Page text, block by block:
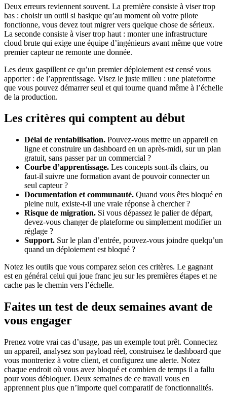
Deux erreurs reviennent souvent. La première consiste à viser trop
bas : choisir un outil si basique qu’au moment où votre pilote
fonctionne, vous devez tout migrer vers quelque chose de sérieux.
La seconde consiste à viser trop haut : monter une infrastructure
cloud brute qui exige une équipe d’ingénieurs avant même que votre
premier capteur ne remonte une donnée.
Les deux gaspillent ce qu’un premier déploiement est censé vous
apporter : de l’apprentissage. Visez le juste milieu : une plateforme
que vous pouvez démarrer seul et qui tourne quand même à l’échelle
de la production.
Les critères qui comptent au début
Délai de rentabilisation. Pouvez-vous mettre un appareil en
ligne et construire un dashboard en un après-midi, sur un plan
gratuit, sans passer par un commercial ?
Courbe d’apprentissage. Les concepts sont-ils clairs, ou
faut-il suivre une formation avant de pouvoir connecter un
seul capteur ?
Documentation et communauté. Quand vous êtes bloqué en
pleine nuit, existe-t-il une vraie réponse à chercher ?
Risque de migration. Si vous dépassez le palier de départ,
devez-vous changer de plateforme ou simplement modifier un
réglage ?
Support. Sur le plan d’entrée, pouvez-vous joindre quelqu’un
quand un déploiement est bloqué ?
Notez les outils que vous comparez selon ces critères. Le gagnant
est en général celui qui joue franc jeu sur les premières étapes et ne
cache pas le chemin vers l’échelle.
Faites un test de deux semaines avant de
vous engager
Prenez votre vrai cas d’usage, pas un exemple tout prêt. Connectez
un appareil, analysez son payload réel, construisez le dashboard que
vous montreriez à votre client, et configurez une alerte. Notez
chaque endroit où vous avez bloqué et combien de temps il a fallu
pour vous débloquer. Deux semaines de ce travail vous en
apprennent plus que n’importe quel comparatif de fonctionnalités.